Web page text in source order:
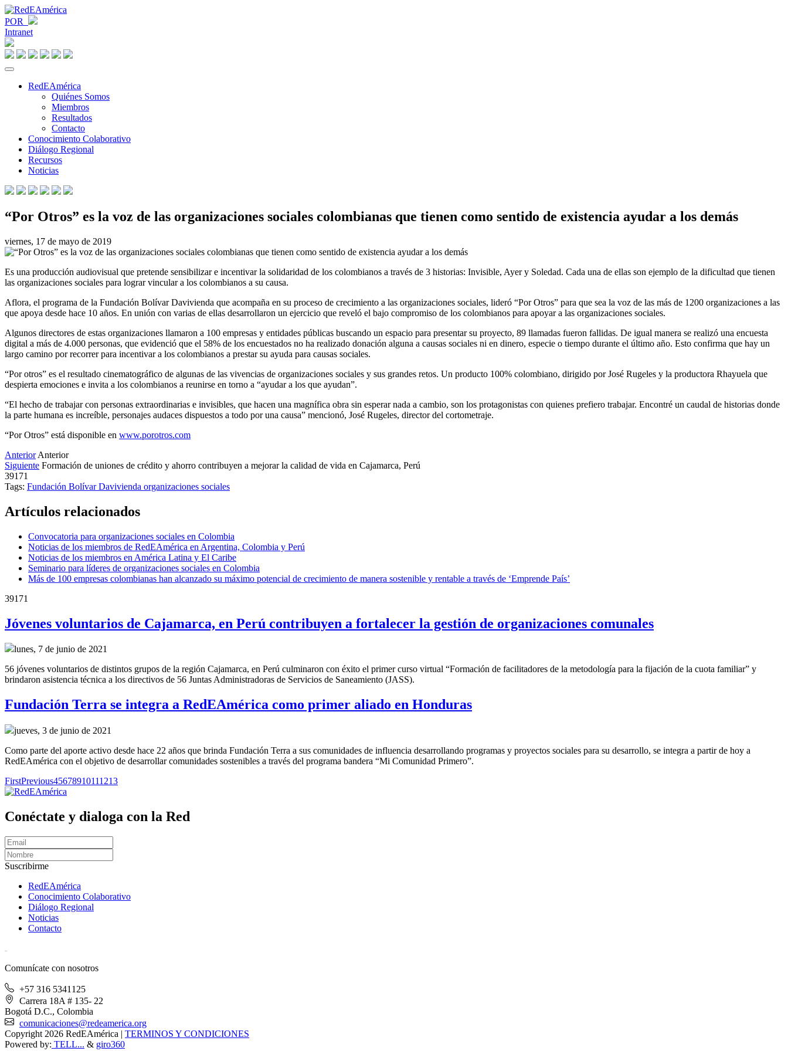
POR
Intranet
RedEAmérica
Quiénes Somos
Miembros
Resultados
Contacto
Conocimiento Colaborativo
Diálogo Regional
Recursos
Noticias
“Por Otros” es la voz de las organizaciones sociales colombianas que tienen como sentido de existencia ayudar a los demás
viernes, 17 de mayo de 2019
Es una producción audiovisual que pretende sensibilizar e incentivar la solidaridad de los colombianos a través de 3 historias: Invisible, Ayer y Soledad. Cada una de ellas son ejemplo de la dificultad que tienen
las organizaciones sociales para lograr vincular a los colombianos a su causa.
Aflora, el programa de la Fundación Bolívar Davivienda que acompaña en su proceso de crecimiento a las organizaciones sociales, lideró “Por Otros” para que sea la voz de las más de 1200 organizaciones a las
que apoya desde hace 10 años. En unión con varias de ellas desarrollaron un ejercicio que reveló el bajo compromiso de los colombianos para apoyar a las organizaciones sociales.
Algunos directores de estas organizaciones llamaron a 100 empresas y entidades públicas buscando un espacio para presentar su proyecto, 89 llamadas fueron fallidas. De igual manera se realizó una encuesta
digital a más de 4.000 personas, que evidenció que el 58% de los encuestados no ha realizado donación alguna a causas sociales ni en dinero, especie o tiempo durante el último año. Esto confirma que hay un
largo camino por recorrer para incentivar a los colombianos a prestar su ayuda para causas sociales.
“Por otros” es el resultado cinematográfico de algunas de las vivencias de organizaciones sociales y sus grandes retos. Un producto 100% colombiano, dirigido por José Rugeles y la productora Rhayuela que
despierta emociones e invita a los colombianos a reunirse en torno a “ayudar a los que ayudan”.
“El hecho de trabajar con personas extraordinarias e invisibles, que hacen una magnífica obra sin esperar nada a cambio, son los protagonistas con quienes prefiero trabajar. Encontré un caudal de historias donde
la parte humana es increíble, personajes audaces dispuestos a todo por una causa” mencionó, José Rugeles, director del cortometraje.
“Por Otros” está disponible en www.porotros.com
Anterior Anterior
Siguiente Formación de uniones de crédito y ahorro contribuyen a mejorar la calidad de vida en Cajamarca, Perú
39171
Tags: Fundación Bolívar Davivienda organizaciones sociales
Artículos relacionados
Convocatoria para organizaciones sociales en Colombia
Noticias de los miembros de RedEAmérica en Argentina, Colombia y Perú
Noticias de los miembros en América Latina y El Caribe
Seminario para líderes de organizaciones sociales en Colombia
Más de 100 empresas colombianas han alcanzado su máximo potencial de crecimiento de manera sostenible y rentable a través de ‘Emprende País’
39171
Jóvenes voluntarios de Cajamarca, en Perú contribuyen a fortalecer la gestión de organizaciones comunales
lunes, 7 de junio de 2021
56 jóvenes voluntarios de distintos grupos de la región Cajamarca, en Perú culminaron con éxito el primer curso virtual “Formación de facilitadores de la metodología para la fijación de la cuota familiar” y
brindaron asistencia técnica a los directivos de 56 Juntas Administradoras de Servicios de Saneamiento (JASS).
Fundación Terra se integra a RedEAmérica como primer aliado en Honduras
jueves, 3 de junio de 2021
Como parte del aporte activo desde hace 22 años que brinda Fundación Terra a sus comunidades de influencia desarrollando programas y proyectos sociales para su desarrollo, se integra a partir de hoy a
RedEAmérica con el objetivo de desarrollar comunidades sostenibles a través del programa bandera “Mi Comunidad Primero”.
FirstPrevious45678910111213
Conéctate y dialoga con la Red
Suscribirme
RedEAmérica
Conocimiento Colaborativo
Diálogo Regional
Noticias
Contacto
Comunícate con nosotros
+57 316 5341125
Carrera 18A # 135- 22
Bogotá D.C., Colombia
comunicaciones@redeamerica.org
Copyright 2026 RedEAmérica | TERMINOS Y CONDICIONES
Powered by: TELL... & giro360